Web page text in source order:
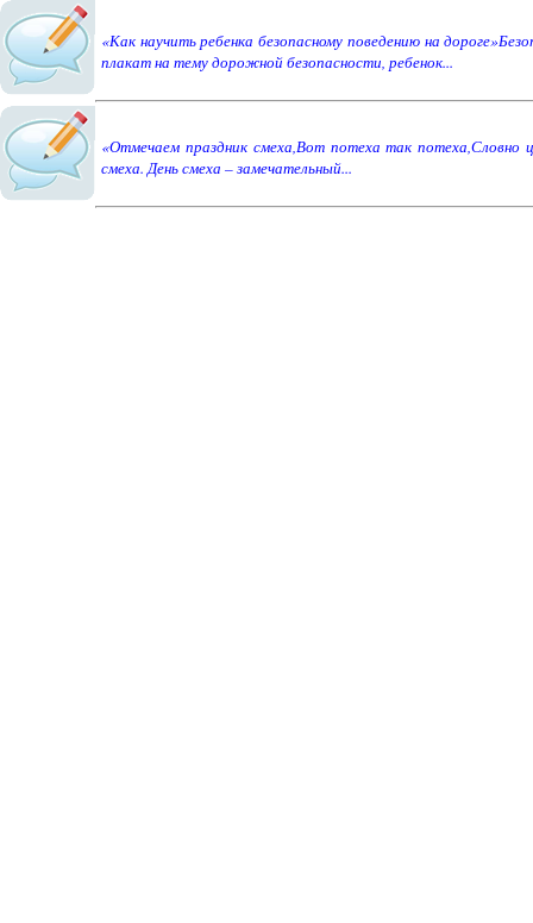
«Как научить ребенка безопасному поведению на
плакат на тему дорожной безопасности, ребенок...
«Отмечаем праздник смеха,Вот потеха так потеха,Словно
смеха. День смеха – замечательный...